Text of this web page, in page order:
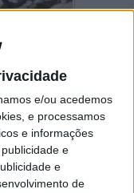
e/ou acedemos
e processamos
e informações
e
e
de
Enduro
do
Enduro
de retirar a